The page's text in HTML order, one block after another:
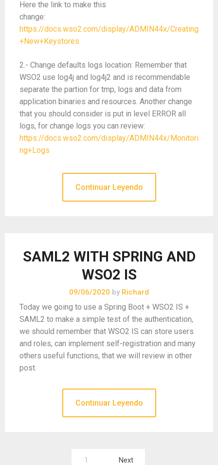
Here the link to make this
change:
https://docs.wso2.com/display/ADMIN44x/Creating
+New+Keystores
2.- Change defaults logs location: Remember that
WSO2 use log4j and log4j2 and is recommendable
separate the partion for tmp, logs and data from
application binaries and resources. Another change
that you should consider is put in level ERROR all
logs, for change logs you can review:
https://docs.wso2.com/display/ADMIN44x/Monitori
ng+Logs
Continuar Leyendo
SAML2 WITH SPRING AND
WSO2 IS
09/06/2020 by Richard
Today we going to use a Spring Boot + WSO2 IS +
SAML2 to make a simple test of the authentication,
we should remember that WSO2 IS can store users
and roles, can implement self-registration and many
others useful functions, that we will review in other
post.
Continuar Leyendo
1 Next